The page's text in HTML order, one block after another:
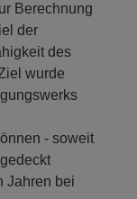
Berechnung
der
des
wurde
- soweit
Jahren bei